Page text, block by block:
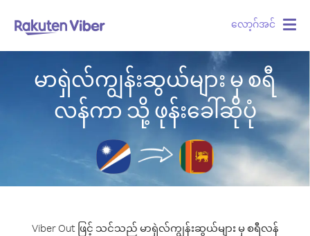
လော့ဂ်အင်
မာရှဲလ်ကျွန်းဆွယ်များ မှ စရီ
လန်ကာ သို့ ဖုန်းခေါ်ဆိုပုံ
Viber Out ဖြင့် သင်သည် မာရှဲလ်ကျွန်းဆွယ်များ မှ စရီလန်